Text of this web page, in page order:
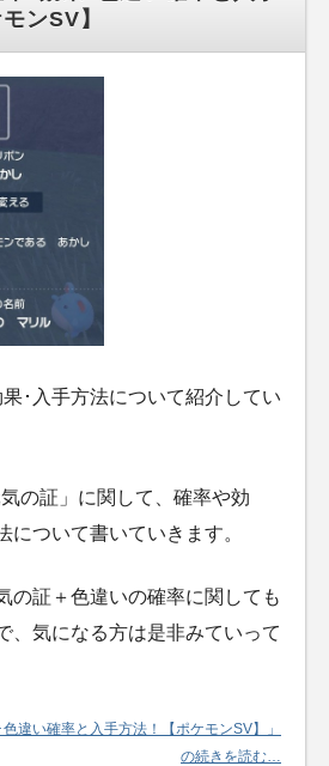
ンSV】
･入手方法について紹介してい
の証」に関して、確率や効
について書いていきます。
の証＋色違いの確率に関しても
、気になる方は是非みていって
色違い確率と入手方法！【ポケモンSV】」
の続きを読む…